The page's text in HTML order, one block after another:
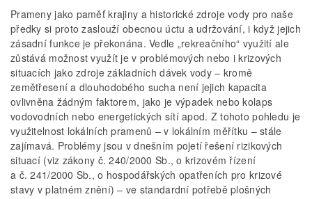
Prameny jako paměť krajiny a historické zdroje vody pro naše
předky si proto zaslouží obecnou úctu a udržování, i když jejich
zásadní funkce je překonána. Vedle „rekreačního“ využití ale
zůstává možnost využít je v problémových nebo i krizových
situacích jako zdroje základních dávek vody – kromě
zemětřesení a dlouhodobého sucha není jejich kapacita
ovlivněna žádným faktorem, jako je výpadek nebo kolaps
vodovodních nebo energetických sítí apod. Z tohoto pohledu je
využitelnost lokálních pramenů – v lokálním měřítku – stále
zajímavá. Problémy jsou v dnešním pojetí řešení rizikových
situací (viz zákony č. 240/2000 Sb., o krizovém řízení
a č. 241/2000 Sb., o hospodářských opatřeních pro krizové
stavy v platném znění) – ve standardní potřebě plošných